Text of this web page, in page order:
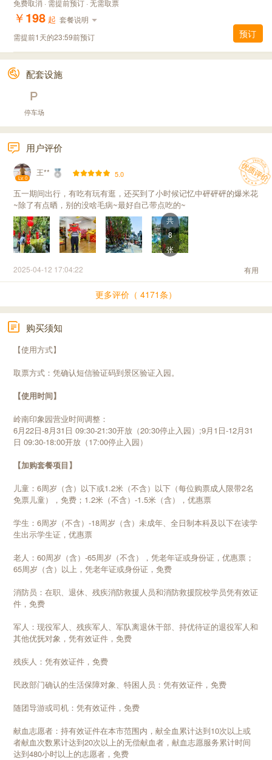
免费取消 · 需提前预订 · 无需取票
￥198 起 套餐说明
需提前1天的23:59前预订
预订
配套设施
停车场
用户评价
Lv. 0
王** 5.0
五一期间出行，有吃有玩有逛，还买到了小时候记忆中砰砰砰的爆米花
~除了有点晒，别的没啥毛病~最好自己带点吃的~
共
8
张
2025-04-12 17:04:22
有用
更多评价（ 4171条）
购买须知
【使用方式】
取票方式：凭确认短信验证码到景区验证入园。
【使用时间】
岭南印象园营业时间调整：
6月22日-8月31日 09:30-21:30开放（20:30停止入园）;9月1日-12月31
日 09:30-18:00开放（17:00停止入园）
【加购套餐项目】
儿童：6周岁（含）以下或1.2米（不含）以下（每位购票成人限带2名
免票儿童），免费；1.2米（不含）-1.5米（含），优惠票
学生：6周岁（不含）-18周岁（含）未成年、全日制本科及以下在读学
生出示学生证，优惠票
老人：60周岁（含）-65周岁（不含），凭老年证或身份证，优惠票；
65周岁（含）以上，凭老年证或身份证，免费
消防员：在职、退休、残疾消防救援人员和消防救援院校学员凭有效证
件，免费
军人：现役军人、残疾军人、军队离退休干部、持优待证的退役军人和
其他优抚对象，凭有效证件，免费
残疾人：凭有效证件，免费
民政部门确认的生活保障对象、特困人员：凭有效证件，免费
随团导游或司机：凭有效证件，免费
献血志愿者：持有效证件在本市范围内，献全血累计达到10次以上或
者献血次数累计达到20次以上的无偿献血者，献血志愿服务累计时间
达到480小时以上的志愿者，免费